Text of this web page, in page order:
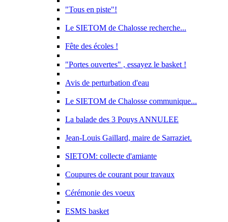
"Tous en piste"!
Le SIETOM de Chalosse recherche...
Fête des écoles !
"Portes ouvertes" , essayez le basket !
Avis de perturbation d'eau
Le SIETOM de Chalosse communique...
La balade des 3 Pouys ANNULEE
Jean-Louis Gaillard, maire de Sarraziet.
SIETOM: collecte d'amiante
Coupures de courant pour travaux
Cérémonie des voeux
ESMS basket